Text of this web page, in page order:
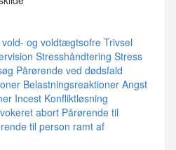
vold- og voldtægtsofre Trivsel
Stresshåndtering Stress
Pårørende ved dødsfald
Belastningsreaktioner Angst
Incest Konfliktløsning
abort Pårørende til
til person ramt af